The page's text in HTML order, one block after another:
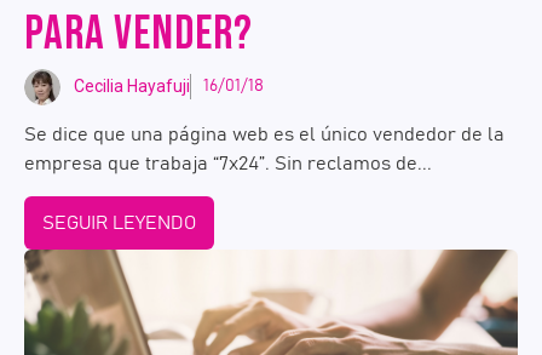
PARA VENDER?
Cecilia Hayafuji 16/01/18
Se dice que una página web es el único vendedor de la
empresa que trabaja “7x24”. Sin reclamos de...
SEGUIR LEYENDO